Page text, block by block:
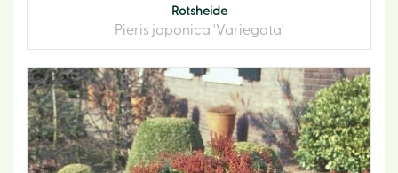
Rotsheide
Pieris japonica 'Variegata'